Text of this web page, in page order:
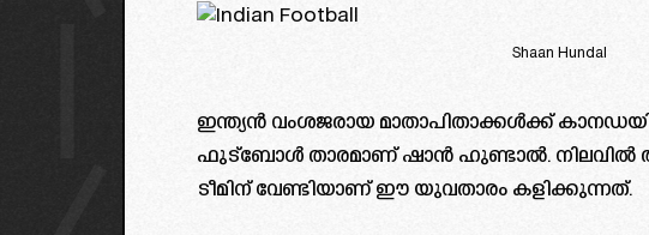
Shaan Hundal
ഇന്ത്യൻ വംശജരായ മാതാപിതാക്കൾക്ക്
ഫുട്ബോൾ താരമാണ് ഷാൻ ഹുണ്ടാൽ. നിലവിൽ
ടീമിന് വേണ്ടിയാണ് ഈ യുവതാരം കളിക്കുന്നത്.